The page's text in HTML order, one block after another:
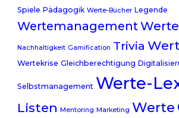
Spiele Pädagogik Werte-Bücher Legende
Wertemanagement
Nachhaltigkeit Gamification Trivia
Wertekrise Gleichberechtigung
Selbstmanagement Werte-
Listen Mentoring Marketing Werte